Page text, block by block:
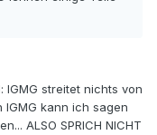
streitet nichts von
IGMG kann ich sagen
ALSO SPRICH NICHT